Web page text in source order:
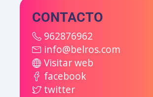
CONTACTO
962876962
info@belros.com
Visitar web
facebook
twitter